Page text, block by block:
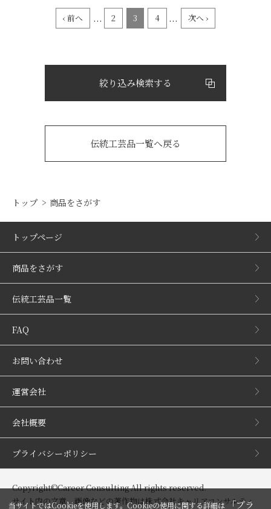
‹ 前へ ... 2 3 4 ... 次へ ›
絞り込み検索する
伝統工芸品一覧へ戻る
トップ 商品をさがす
トップページ
商品をさがす
伝統工芸品一覧
FAQ
お問い合わせ
運営会社
会社概要
プライバシーポリシー
Copyright©Career Consulting All rights reserved.
サイト内の文章、画像などの著作物は株式会社キャリアコンサルティ
当サイトではCookieを使用します。Cookieの使用に関する詳細は「プラ